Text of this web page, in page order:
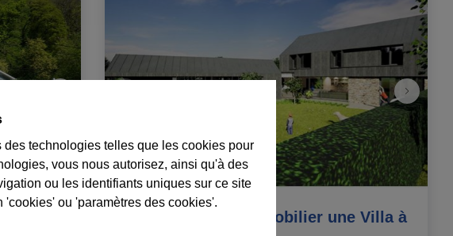
technologies telles que les cookies pour
vous nous autorisez, ainsi qu'à des
ou les identifiants uniques sur ce site
ou 'paramètres des cookies'.
Nouveau projet immobilier une Villa à